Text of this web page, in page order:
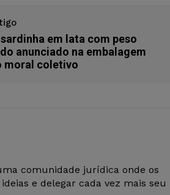
em lata com peso
anunciado na embalagem
moral coletivo
comunidade jurídica onde os
e delegar cada vez mais seu